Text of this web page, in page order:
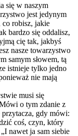
się w naszym
jest jedynym
robisz, jakie
bardzo się oddalisz,
cię tak, jakbyś
nasze towarzystwo
samym słowem, tą
istnieje tylko jedno
nie mają
musi się
o tym zdanie z
gdy mówi:
coś, czyn, który
nawet ja sam siebie